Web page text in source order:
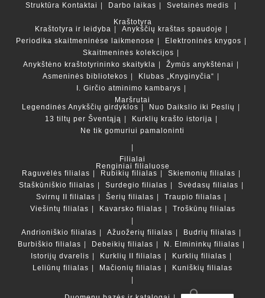
Struktūra Kontaktai Darbo laikas
Svetainės medis
Kraštotyra
Kraštotyra ir leidyba
Anykščių kraštas spaudoje
Periodika skaitmeninėse laikmenose
Elektroninės knygos
Skaitmeninės kolekcijos
Anykštėno kraštotyrininko skaitykla
Žymūs anykštėnai
Asmeninės bibliotekos
Klubas „Knyginyčia“
I. Girčio atminimo kambarys
Maršrutai
Legendinės Anykščių girdyklos
Nuo Daikslio iki Peslių
13 tiltų per Šventąją
Kurklių krašto istorija
Ne tik gomuriui pamaloninti
Filialai
Renginiai filialuose
Raguvėlės filialas
Rubikių filialas
Skiemonių filialas
Staškūniškio filialas
Surdegio filialas
Svėdasų filialas
Svirnų II filialas
Šerių filialas
Traupio filialas
Viešintų filialas
Kavarsko filialas Troškūnų filialas
Andrioniškio filialas Ažuožerių filialas
Budrių filialas
Burbiškio filialas
Debeikių filialas
N. Elmininkų filialas
Istorijų dvarelis
Kurklių II filialas
Kurklių filialas
Leliūnų filialas
Mačionių filialas Kuniškių filialas